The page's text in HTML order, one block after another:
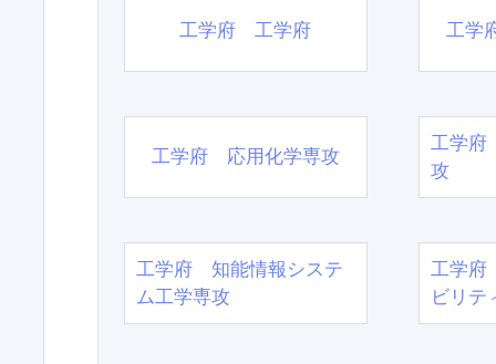
工学府 工学府 工学
工学府 応用化学専攻
工学府
攻
工学府 知能情報システ
ム工学専攻
工学府
ビリテ